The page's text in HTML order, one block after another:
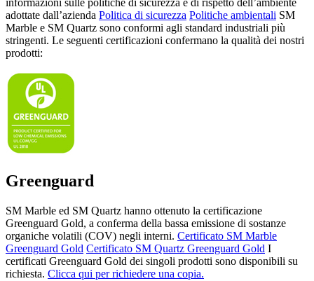
informazioni sulle politiche di sicurezza e di rispetto dell’ambiente
adottate dall’azienda Politica di sicurezza Politiche ambientali SM
Marble e SM Quartz sono conformi agli standard industriali più
stringenti. Le seguenti certificazioni confermano la qualità dei nostri
prodotti:
Greenguard
SM Marble ed SM Quartz hanno ottenuto la certificazione
Greenguard Gold, a conferma della bassa emissione di sostanze
organiche volatili (COV) negli interni. Certificato SM Marble
Greenguard Gold Certificato SM Quartz Greenguard Gold I
certificati Greenguard Gold dei singoli prodotti sono disponibili su
richiesta. Clicca qui per richiedere una copia.